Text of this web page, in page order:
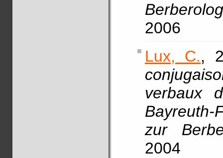
2006
Lux, C.,
verbaux
zur
2004